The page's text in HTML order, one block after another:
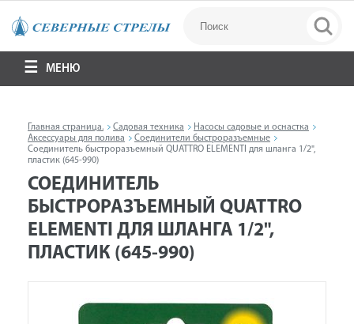
МЕНЮ
Главная страница. Садовая техника
Насосы садовые и оснастка
Аксессуары для полива
Соединители быстроразъемные
Соединитель быстроразъемный QUATTRO ELEMENTI для шланга 1/2",
пластик (645-990)
СОЕДИНИТЕЛЬ
БЫСТРОРАЗЪЕМНЫЙ QUATTRO
ELEMENTI ДЛЯ ШЛАНГА 1/2",
ПЛАСТИК (645-990)